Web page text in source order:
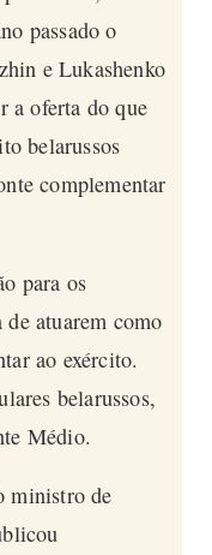
passado o
e Lukashenko
a oferta do que
belarussos
complementar
para os
atuarem como
ao exército.
belarussos,
Médio.
ministro de